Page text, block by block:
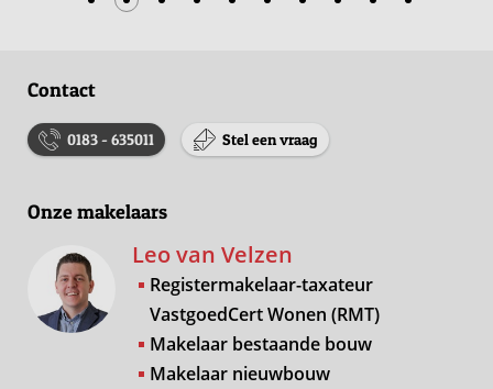
Contact
0183 - 635011 Stel een vraag
Onze makelaars
Leo van Velzen
Registermakelaar-taxateur
VastgoedCert Wonen (RMT)
Makelaar bestaande bouw
Makelaar nieuwbouw